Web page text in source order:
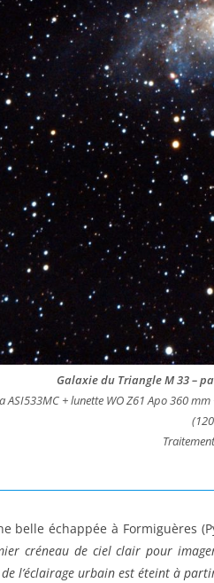
Galaxie du Triangle M 33 –
ASI533MC + lunette WO Z61 Apo 360
belle échappée à Formiguères
créneau de ciel clair pour
l’éclairage urbain est éteint à